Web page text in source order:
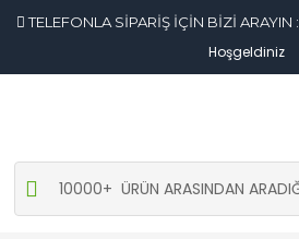
TELEFONLA SİPARİŞ İÇİN BİZİ ARAYIN :
Hoşgeldiniz